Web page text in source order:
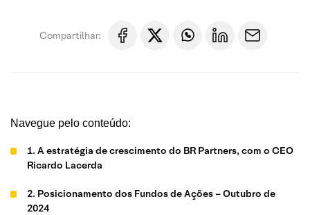
Compartilhar:
Navegue pelo conteúdo:
1. A estratégia de crescimento do BR Partners, com o CEO
Ricardo Lacerda
2. Posicionamento dos Fundos de Ações – Outubro de
2024